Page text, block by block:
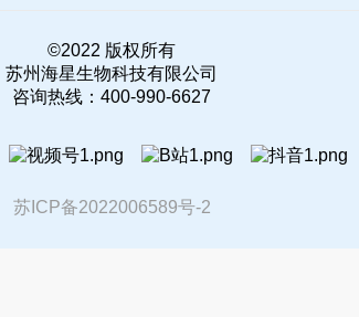
©2022 版权所有
苏州海星生物科技有限公司
咨询热线：400-990-6627
苏ICP备2022006589号-2